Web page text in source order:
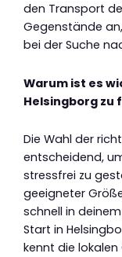
den Transport
Gegenstände
bei der Suche
Warum ist es
Helsingborg zu
Die Wahl der
entscheidend,
stressfrei zu
geeigneter
schnell in
Start in
kennt die